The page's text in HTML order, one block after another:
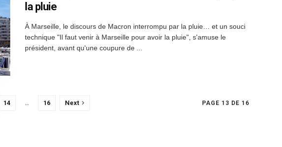
la pluie
À Marseille, le discours de Macron interrompu par la pluie… et un souci
technique "Il faut venir à Marseille pour avoir la pluie", s'amuse le
président, avant qu'une coupure de ...
PAGE 13 DE 16
14 16 Next